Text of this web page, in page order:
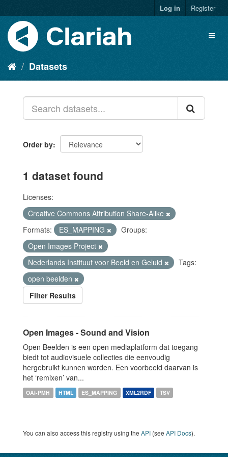
Log in Register
Datasets
Order by
1 dataset found
Licenses:
Creative Commons Attribution Share-Alike
Formats:
ES_MAPPING
Groups:
Open Images Project
Nederlands Instituut voor Beeld en Geluid
Tags:
open beelden
Filter Results
Open Images - Sound and Vision
Open Beelden is een open mediaplatform dat toegang
biedt tot audiovisuele collecties die eenvoudig
hergebruikt kunnen worden. Een voorbeeld daarvan is
het ‘remixen’ van...
OAI-PMH HTML ES_MAPPING XML2RDF TSV
You can also access this registry using the API (see API Docs).